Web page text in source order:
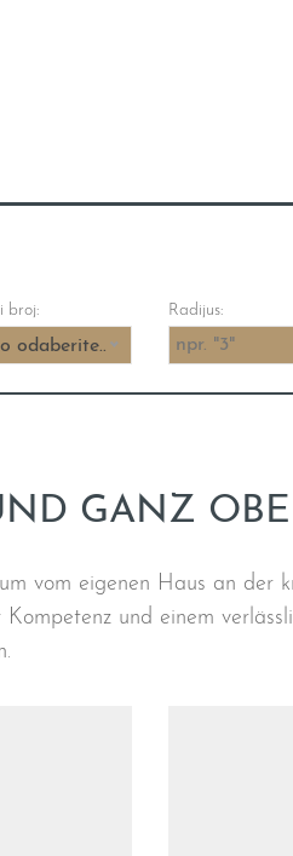
broj:
odaberite...
Radijus:
GANZ
vom eigenen Haus an der
und einem